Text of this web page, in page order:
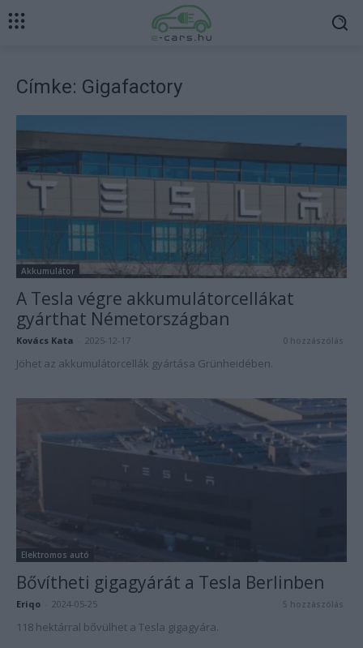
Címke: Gigafactory
Akkumulátor
A Tesla végre akkumulátorcellákat
gyárthat Németországban
Kovács Kata 2025-12-17 0 hozzászólás
Jöhet az akkumulátorcellák gyártása Grünheidében.
Elektromos autó
Bővítheti gigagyárát a Tesla Berlinben
Eriqo 2024-05-25 5 hozzászólás
118 hektárral bővülhet a Tesla gigagyára.